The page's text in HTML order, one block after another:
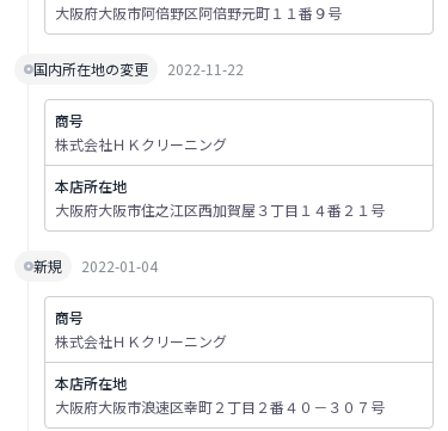
大阪府大阪市阿倍野区阿倍野元町１１番９号
国内所在地の変更 2022-11-22
商号
株式会社ＨＫクリーニング
本店所在地
大阪府大阪市住之江区西加賀屋３丁目１４番２１号
新規 2022-01-04
商号
株式会社ＨＫクリーニング
本店所在地
大阪府大阪市浪速区幸町２丁目２番４０－３０７号